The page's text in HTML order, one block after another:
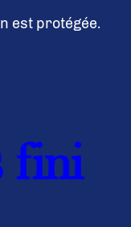
est protégée.
fini